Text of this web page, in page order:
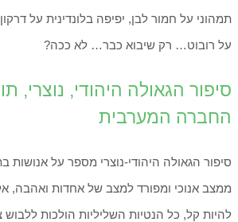
תמהוני על חמור לבן, יפיפה בלונדינית על
על רובוט… רק שיבוא כבר… לא ככה?
סיפור הגאולה היהודי, נוצרי,
החברה המערבית
סיפור הגאולה היהודי-נוצרי מספר על
ממצב אנוכי ומפורד למצב של אחדות ואהבה,
להיות קל, כל הנטיות השליליות הולכות ללבוש